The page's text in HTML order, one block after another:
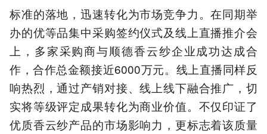
标准的落地，迅速转化为市场竞争力。在同期举
办的优等品集中采购签约仪式及线上直播推介会
上，多家采购商与顺德香云纱企业成功达成合
作，合作总金额接近6000万元。线上直播同样反
响热烈，通过产销对接、线上线下融合推广，切
实将等级评定成果转化为商业价值。不仅印证了
优质香云纱产品的市场影响力，更标志着该质量